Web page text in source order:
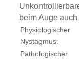
beim Auge
Physiologischer
Nystagmus:
Pathologischer